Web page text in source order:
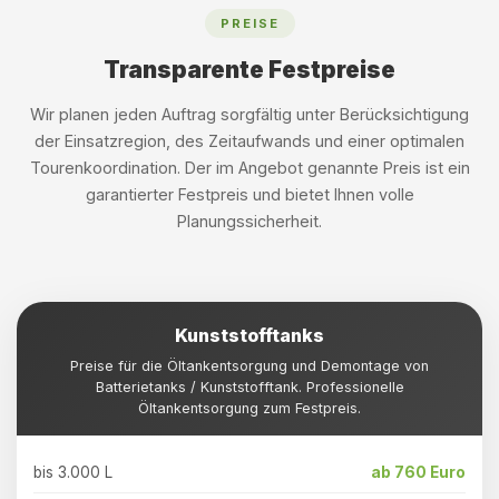
PREISE
Transparente Festpreise
Wir planen jeden Auftrag sorgfältig unter Berücksichtigung
der Einsatzregion, des Zeitaufwands und einer optimalen
Tourenkoordination. Der im Angebot genannte Preis ist ein
garantierter Festpreis und bietet Ihnen volle
Planungssicherheit.
Kunststofftanks
Preise für die Öltankentsorgung und Demontage von
Batterietanks / Kunststofftank. Professionelle
Öltankentsorgung zum Festpreis.
bis 3.000 L ab 760 Euro